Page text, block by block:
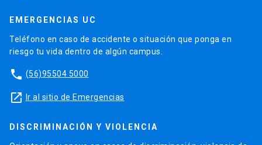
EMERGENCIAS UC
Teléfono en caso de accidente o situación que ponga en
riesgo tu vida dentro de algún campus.
phone (56)95504 5000
launch Ir al sitio de Emergencias
DISCRIMINACIÓN Y VIOLENCIA